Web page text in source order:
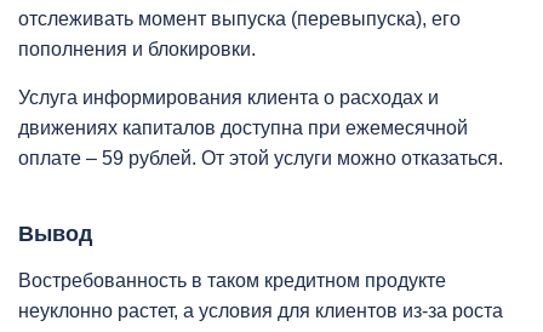
отслеживать момент выпуска (перевыпуска), его
пополнения и блокировки.
Услуга информирования клиента о расходах и
движениях капиталов доступна при ежемесячной
оплате – 59 рублей. От этой услуги можно отказаться.
Вывод
Востребованность в таком кредитном продукте
неуклонно растет, а условия для клиентов из-за роста